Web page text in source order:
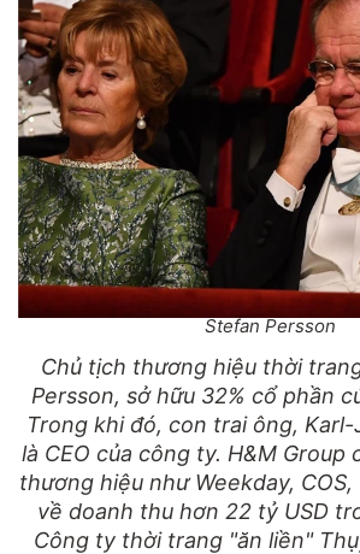
Stefan Persson
Chủ tịch thương hiệu thời
Persson, sở hữu 32% cổ phần
Trong khi đó, con trai ông, Karl-
là CEO của công ty. H&M Group
thương hiệu như Weekday,
về doanh thu hơn 22 tỷ USD
Công ty thời trang "ăn liền"